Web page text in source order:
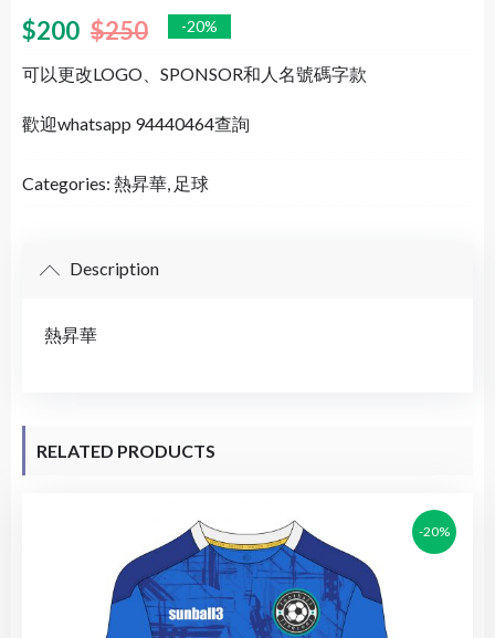
$250
$200 -20%
可以更改LOGO、SPONSOR和人名號碼字款
歡迎whatsapp 94440464查詢
Categories: 熱昇華, 足球
Description
熱昇華
RELATED PRODUCTS
-20%